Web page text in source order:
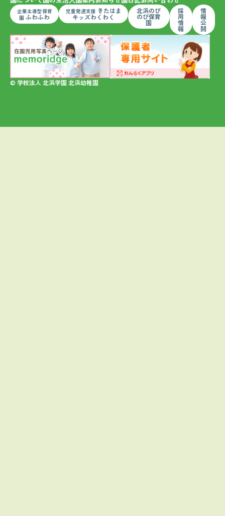
企業主導型保育
園 ふわふわ
児童発達支援 きたはま
キッズわくわく
北浜のび
のび保育
園
採
用
情
報
情
報
公
開
© 学校法人 北浜学園 北浜幼稚園